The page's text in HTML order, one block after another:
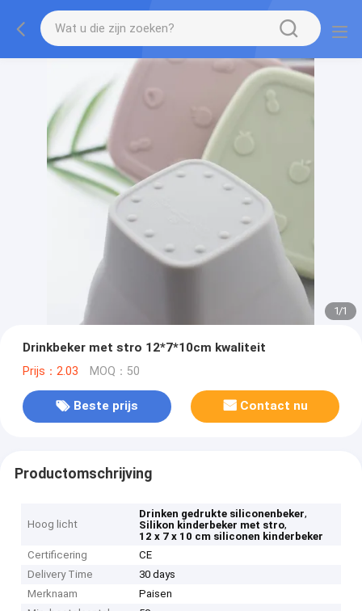
1/1
Drinkbeker met stro 12*7*10cm kwaliteit
Prijs：2.03 MOQ：50
Beste prijs Contact nu
Productomschrijving
Hoog licht
Drinken gedrukte siliconenbeker,
Silikon kinderbeker met stro,
12 x 7 x 10 cm siliconen kinderbeker
Certificering
CE
Delivery Time
30 days
Merknaam
Paisen